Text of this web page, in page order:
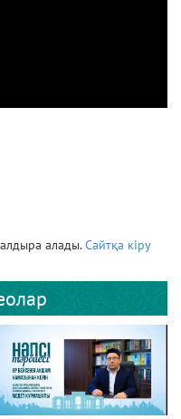
алады.Сайтқа кіру